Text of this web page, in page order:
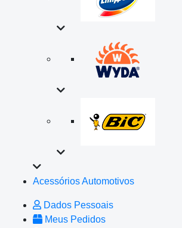
Acessórios Automotivos
Dados Pessoais
Meus Pedidos